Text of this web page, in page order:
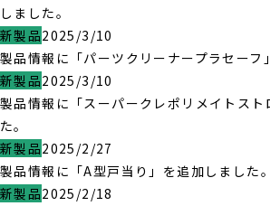
しました。
新製品2025/3/10
製品情報に「パーツクリーナープラセーフ
新製品2025/3/10
製品情報に「スーパークレポリメイトスト
た。
新製品2025/2/27
製品情報に「A型戸当り」を追加しました。
新製品2025/2/18